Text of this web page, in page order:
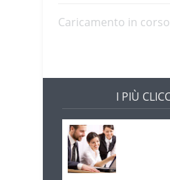
Caricamento in
I PIÙ